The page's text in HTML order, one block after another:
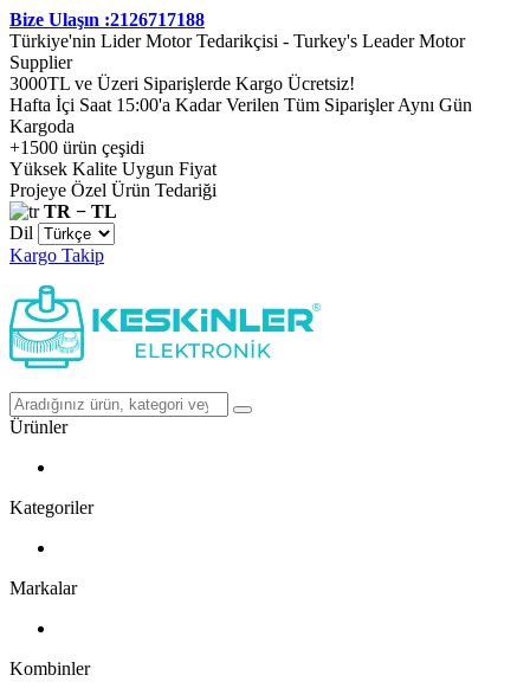
Bize Ulaşın :2126717188
Türkiye'nin Lider Motor Tedarikçisi - Turkey's Leader Motor
Supplier
3000TL ve Üzeri Siparişlerde Kargo Ücretsiz!
Hafta İçi Saat 15:00'a Kadar Verilen Tüm Siparişler Aynı Gün
Kargoda
+1500 ürün çeşidi
Yüksek Kalite Uygun Fiyat
Projeye Özel Ürün Tedariği
TR − TL
Dil
Kargo Takip
Ürünler
Kategoriler
Markalar
Kombinler